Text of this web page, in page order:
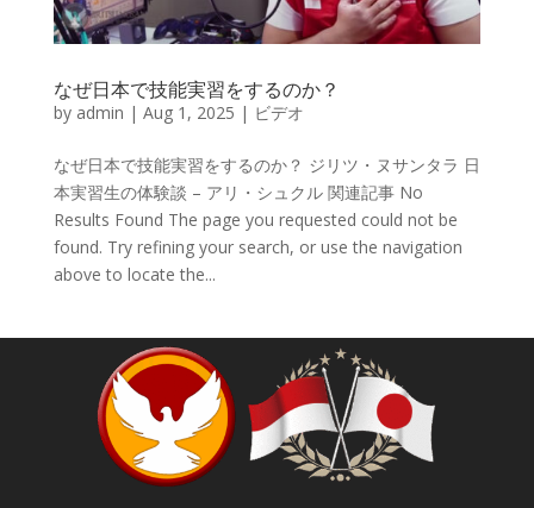
なぜ日本で技能実習をするのか？
by admin | Aug 1, 2025 | ビデオ
なぜ日本で技能実習をするのか？ ジリツ・ヌサンタラ 日
本実習生の体験談 – アリ・シュクル 関連記事 No
Results Found The page you requested could not be
found. Try refining your search, or use the navigation
above to locate the...